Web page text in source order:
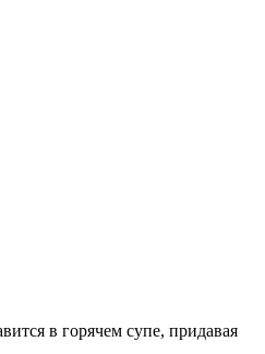
в горячем супе, придавая